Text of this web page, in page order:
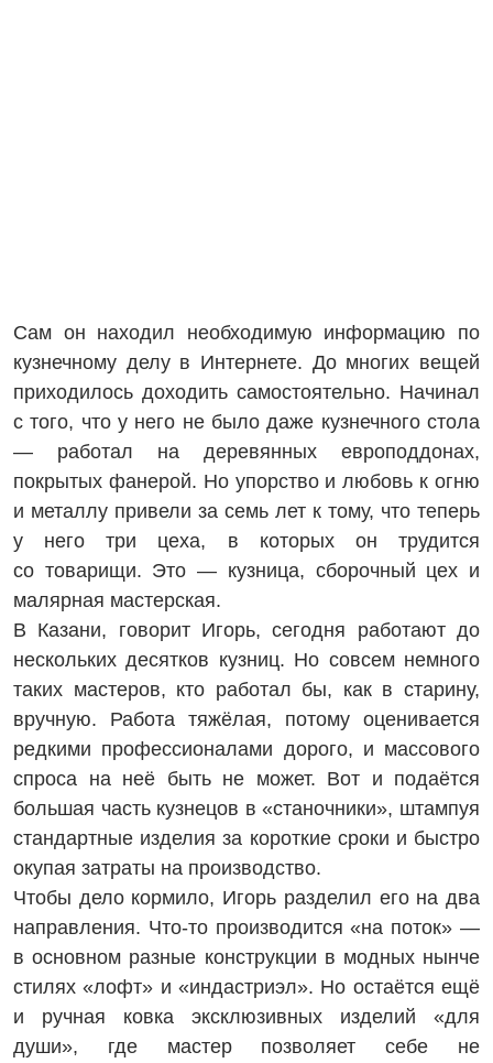
Сам он находил необходимую информацию по
кузнечному делу в Интернете. До многих вещей
приходилось доходить самостоятельно. Начинал
с того, что у него не было даже кузнечного стола
— работал на деревянных европоддонах,
покрытых фанерой. Но упорство и любовь к огню
и металлу привели за семь лет к тому, что теперь
у него три цеха, в которых он трудится
со товарищи. Это — кузница, сборочный цех и
малярная мастерская.
В Казани, говорит Игорь, сего­дня работают до
нескольких десятков кузниц. Но совсем немного
таких мастеров, кто работал бы, как в старину,
вручную. Работа тяжёлая, потому оценивается
редкими профессионалами дорого, и массового
спроса на неё быть не может. Вот и подаётся
большая часть кузнецов в «станочники», штампуя
стандартные изделия за короткие сроки и быстро
окупая затраты на производство.
Чтобы дело кормило, Игорь разделил его на два
направления. Что-то производится «на поток» —
в основном разные конструкции в модных нынче
стилях «лофт» и «индастриэл». Но остаётся ещё
и ручная ковка эксклюзивных изделий «для
души», где мастер позволяет себе не